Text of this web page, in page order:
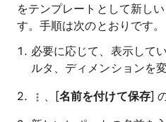
をテンプレートとして新し
す。手順は次のとおりです。
必要に応じて、表示して
ルタ、ディメンションを変
、[名前を付けて保存]